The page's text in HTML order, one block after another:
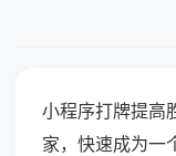
小程序打牌提高
家，快速成为一